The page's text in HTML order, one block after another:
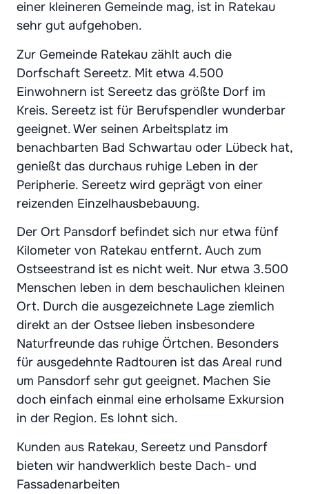
einer kleineren Gemeinde mag, ist in Ratekau
sehr gut aufgehoben.
Zur Gemeinde Ratekau zählt auch die
Dorfschaft Sereetz. Mit etwa 4.500
Einwohnern ist Sereetz das größte Dorf im
Kreis. Sereetz ist für Berufspendler wunderbar
geeignet. Wer seinen Arbeitsplatz im
benachbarten Bad Schwartau oder Lübeck hat,
genießt das durchaus ruhige Leben in der
Peripherie. Sereetz wird geprägt von einer
reizenden Einzelhausbebauung.
Der Ort Pansdorf befindet sich nur etwa fünf
Kilometer von Ratekau entfernt. Auch zum
Ostseestrand ist es nicht weit. Nur etwa 3.500
Menschen leben in dem beschaulichen kleinen
Ort. Durch die ausgezeichnete Lage ziemlich
direkt an der Ostsee lieben insbesondere
Naturfreunde das ruhige Örtchen. Besonders
für ausgedehnte Radtouren ist das Areal rund
um Pansdorf sehr gut geeignet. Machen Sie
doch einfach einmal eine erholsame Exkursion
in der Region. Es lohnt sich.
Kunden aus Ratekau, Sereetz und Pansdorf
bieten wir handwerklich beste Dach- und
Fassadenarbeiten